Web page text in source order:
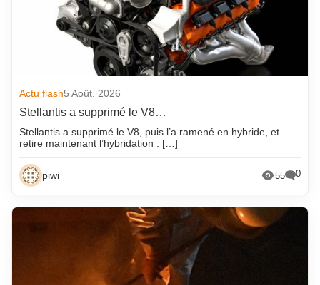
Actu flash5 Août. 2026
Stellantis a supprimé le V8…
Stellantis a supprimé le V8, puis l’a ramené en hybride, et
retire maintenant l’hybridation : […]
piwi 55 0